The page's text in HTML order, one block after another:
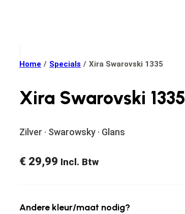
Home / Specials / Xira Swarovski 1335
Xira Swarovski 1335
Zilver · Swarowsky · Glans
€ 29,99 Incl. Btw
Andere kleur/maat nodig?